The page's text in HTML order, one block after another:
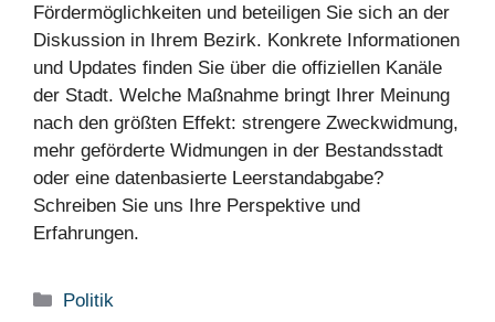
Fördermöglichkeiten und beteiligen Sie sich an der
Diskussion in Ihrem Bezirk. Konkrete Informationen
und Updates finden Sie über die offiziellen Kanäle
der Stadt. Welche Maßnahme bringt Ihrer Meinung
nach den größten Effekt: strengere Zweckwidmung,
mehr geförderte Widmungen in der Bestandsstadt
oder eine datenbasierte Leerstandabgabe?
Schreiben Sie uns Ihre Perspektive und
Erfahrungen.
Kategorien
Politik